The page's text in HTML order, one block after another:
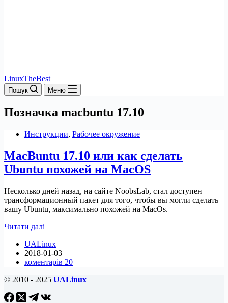
LinuxTheBest
Пошук Меню
Позначка macbuntu 17.10
Инструкции, Рабочее окружение
MacBuntu 17.10 или как сделать
Ubuntu похожей на MacOS
Несколько дней назад, на сайте NoobsLab, стал доступен
трансформационный пакет для того, чтобы вы могли сделать
вашу Ubuntu, максимально похожей на MacOs.
Читати далі
или
как
сделать
похожей
MacOS
UALinux
2018-01-03
коментарів 20
© 2010 - 2025 UALinux